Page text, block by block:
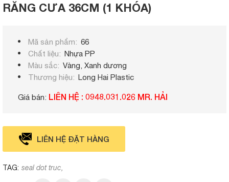
RĂNG CƯA 36CM (1 KHÓA)
Mã sản phẩm
66
Chất liệu
Nhựa PP
Màu sắc
Vàng, Xanh dương
Thương hiệu
Long Hai Plastic
Giá bán: LIÊN HỆ : 0948.031.026 MR. HẢI
LIÊN HỆ ĐẶT HÀNG
TAG: seal dot truc